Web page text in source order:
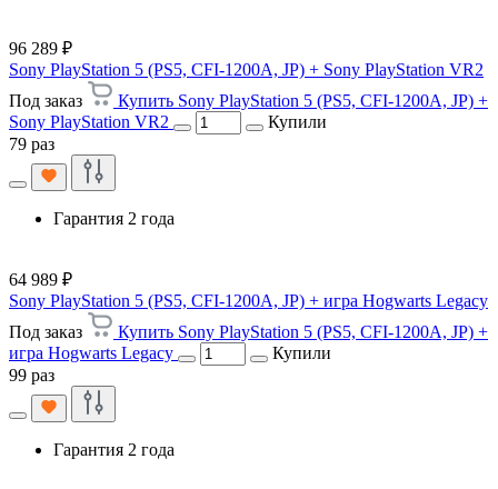
96 289 ₽
Sony PlayStation 5 (PS5, CFI-1200A, JP) + Sony PlayStation VR2
Под заказ
Купить Sony PlayStation 5 (PS5, CFI-1200A, JP) +
Sony PlayStation VR2
Купили
79 раз
Гарантия 2 года
64 989 ₽
Sony PlayStation 5 (PS5, CFI-1200A, JP) + игра Hogwarts Legacy
Под заказ
Купить Sony PlayStation 5 (PS5, CFI-1200A, JP) +
игра Hogwarts Legacy
Купили
99 раз
Гарантия 2 года